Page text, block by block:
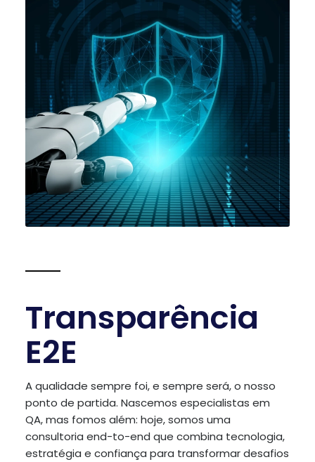
Transparência
E2E
A qualidade sempre foi, e sempre será, o nosso
ponto de partida. Nascemos especialistas em
QA, mas fomos além: hoje, somos uma
consultoria end-to-end que combina tecnologia,
estratégia e confiança para transformar desafios